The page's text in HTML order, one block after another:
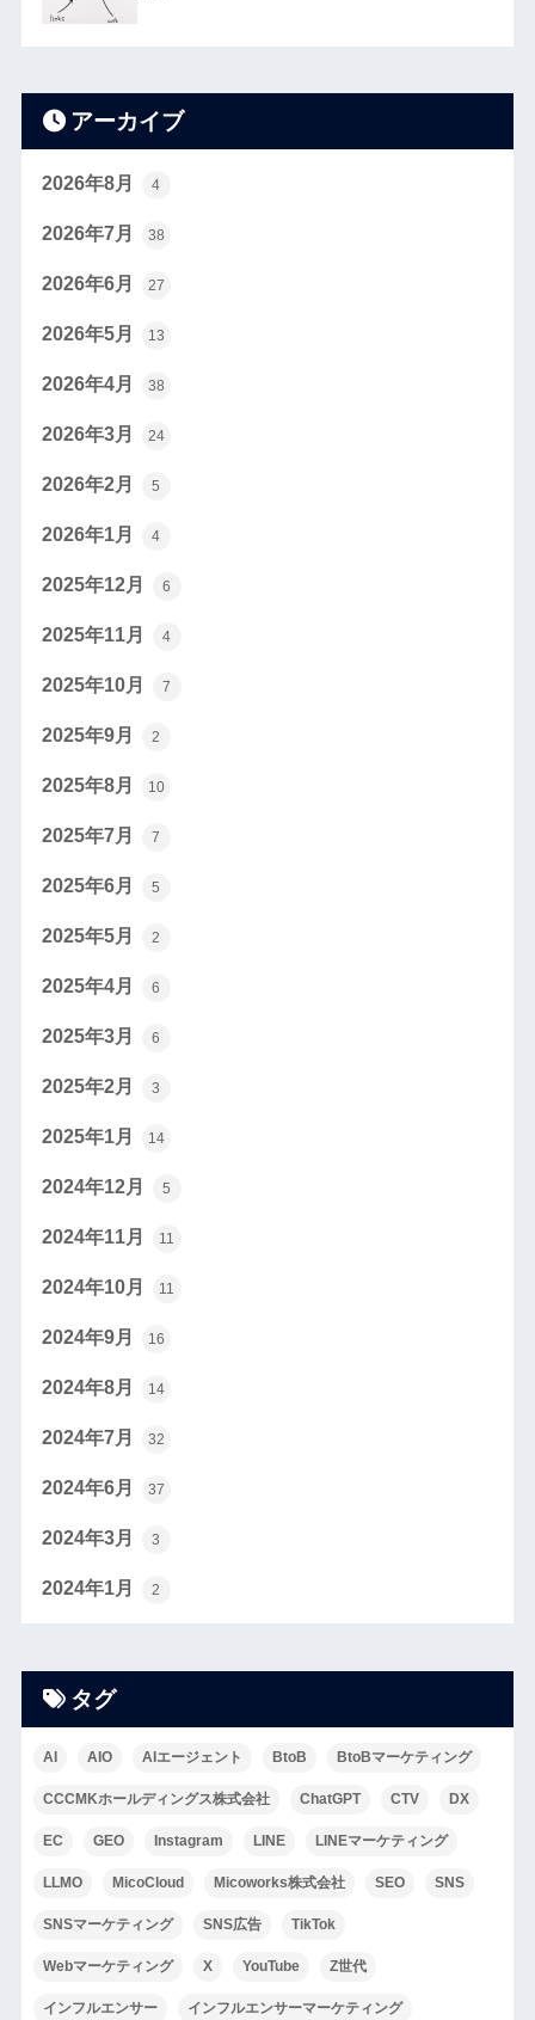
アーカイブ
2026年8月 4
2026年7月 38
2026年6月 27
2026年5月 13
2026年4月 38
2026年3月 24
2026年2月 5
2026年1月 4
2025年12月 6
2025年11月 4
2025年10月 7
2025年9月 2
2025年8月 10
2025年7月 7
2025年6月 5
2025年5月 2
2025年4月 6
2025年3月 6
2025年2月 3
2025年1月 14
2024年12月 5
2024年11月 11
2024年10月 11
2024年9月 16
2024年8月 14
2024年7月 32
2024年6月 37
2024年3月 3
2024年1月 2
タグ
AI AIO AIエージェント BtoB BtoBマーケティング
CCCMKホールディングス株式会社 ChatGPT CTV DX
EC GEO Instagram LINE LINEマーケティング
LLMO MicoCloud Micoworks株式会社 SEO SNS
SNSマーケティング SNS広告 TikTok
Webマーケティング X YouTube Z世代
インフルエンサー インフルエンサーマーケティング